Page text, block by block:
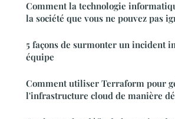
Comment la technologie
la société que vous ne pouvez pas
5 façons de surmonter un incident
équipe
Comment utiliser Terraform pour
l'infrastructure cloud de manière